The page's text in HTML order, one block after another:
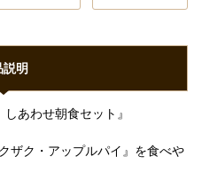
説明
あわせ朝食セット』
ザク・アップルパイ』を食べや